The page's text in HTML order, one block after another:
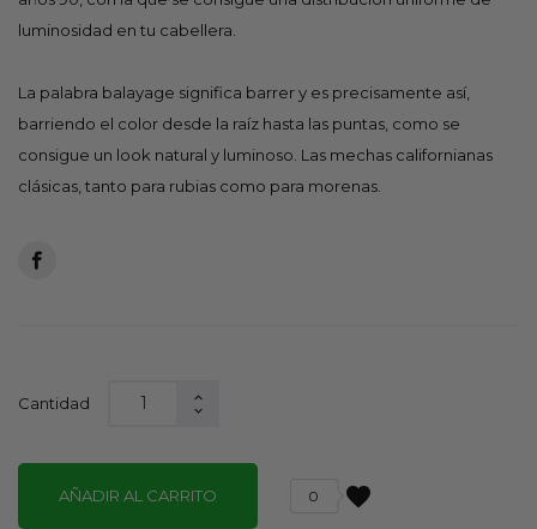
luminosidad en tu cabellera.
La palabra balayage significa barrer y es precisamente así,
barriendo el color desde la raíz hasta las puntas, como se
consigue un look natural y luminoso. Las mechas californianas
clásicas, tanto para rubias como para morenas.
Cantidad
AÑADIR AL CARRITO favorite
0